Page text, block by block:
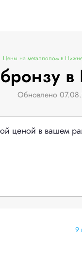
Цены на металлолом в
Обновлено
ценой в вашем
9